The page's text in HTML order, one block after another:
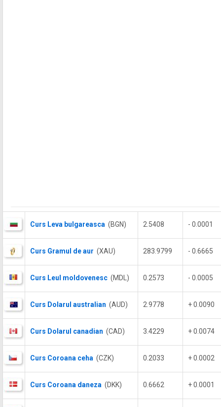
Curs Leva bulgareasca (BGN) 2.5408 - 0.0001
Curs Gramul de aur (XAU) 283.9799 - 0.6665
Curs Leul moldovenesc (MDL) 0.2573 - 0.0005
Curs Dolarul australian (AUD) 2.9778 + 0.0090
Curs Dolarul canadian (CAD) 3.4229 + 0.0074
Curs Coroana ceha (CZK) 0.2033 + 0.0002
Curs Coroana daneza (DKK) 0.6662 + 0.0001